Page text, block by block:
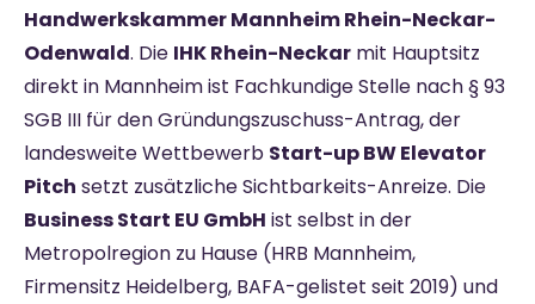
Handwerkskammer Mannheim Rhein-Neckar-
Odenwald. Die IHK Rhein-Neckar mit Hauptsitz
direkt in Mannheim ist Fachkundige Stelle nach § 93
SGB III für den Gründungszuschuss-Antrag, der
landesweite Wettbewerb Start-up BW Elevator
Pitch setzt zusätzliche Sichtbarkeits-Anreize. Die
Business Start EU GmbH ist selbst in der
Metropolregion zu Hause (HRB Mannheim,
Firmensitz Heidelberg, BAFA-gelistet seit 2019) und